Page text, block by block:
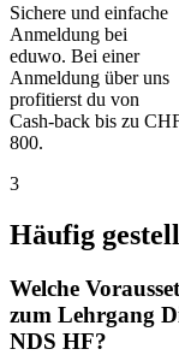
Sichere und einfache
Anmeldung bei
eduwo. Bei einer
Anmeldung über uns
profitierst du von
Cash-back bis zu
800.
3
Häufig
Welche
zum Lehrgang
NDS HF?